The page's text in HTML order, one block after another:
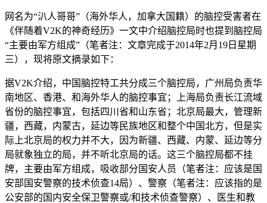
网名为“汃人哥哥”（海外华人，加拿大国籍）的脑控受害者在
《伴随着V2K的神奇经历》一文中介绍脑控局时也提到脑控局
“主要由军方组成”（笔者注：文章完成于2014年2月19日星期
三），现将原文摘录如下：
据V2K介绍，中国脑控特工共分成三个脑控局，广州局负责华
南地区、香港、和海外华人的脑控事宜；上海局负责长江流域
省份的脑控事宜，包括四川省和山东省；北京局最大，管理新
疆，西藏，内蒙古，延边等民族地区和整个中国北方，但是实
际上北京局的权力并不大，因为新疆、西藏、内蒙、延边等分
局就象独立的局，并不听北京局的话。这三个脑控局都不挂
牌，主要由军方组成，吸收部分国安人员（笔者注：应该是国
安部国安警察的技术侦查14局）、警察（笔者注：应该指的是
公安部的国内安全保卫警察或/和技术侦查警察）、医生和教